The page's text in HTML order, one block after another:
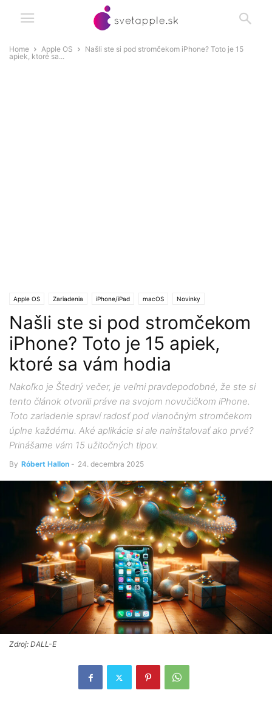
Home Apple OS
Našli ste si pod stromčekom iPhone? Toto je 15
apiek, ktoré sa...
Apple OS Zariadenia iPhone/iPad macOS Novinky
Našli ste si pod stromčekom
iPhone? Toto je 15 apiek,
ktoré sa vám hodia
Nakoľko je Štedrý večer, je veľmi pravdepodobné, že ste si
tento článok otvorili práve na svojom novučičkom iPhone.
Toto zariadenie spraví radosť pod vianočným stromčekom
úplne každému. Aké aplikácie si ale nainštalovať ako prvé?
Prinášame vám 15 užitočných tipov.
By Róbert Hallon - 24. decembra 2025
Zdroj: DALL-E